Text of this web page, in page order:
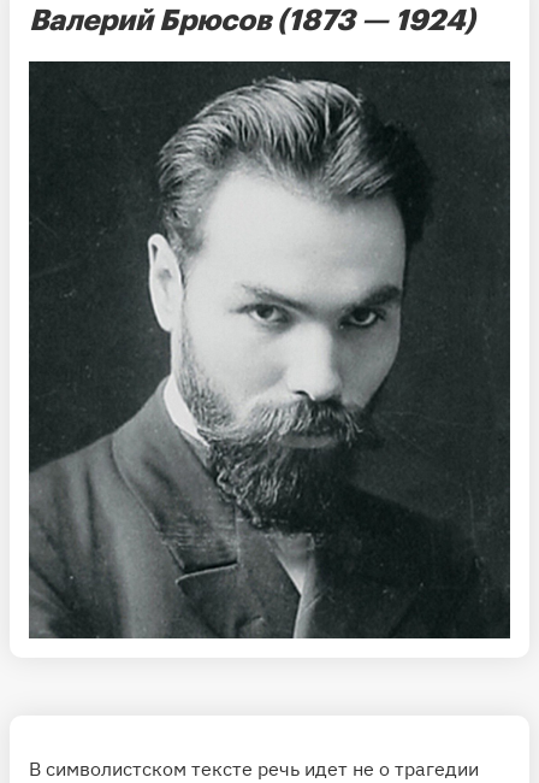
Валерий Брюсов (1873 — 1924)
В символистском тексте речь идет не о трагедии